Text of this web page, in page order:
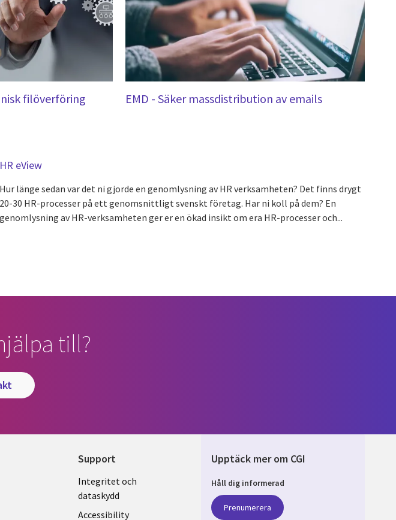
filöverföring
EMD - Säker massdistribution av emails
HR eView
Hur länge sedan var det ni gjorde en genomlysning av HR verksamheten? Det finns drygt
20-30 HR-processer på ett genomsnittligt svenskt företag. Har ni koll på dem? En
genomlysning av HR-verksamheten ger er en ökad insikt om era HR-processer och...
till?
Support
Legal
SWEDEN
Integritet och
dataskydd
Accessibility
Upptäck mer om CGI
Håll dig informerad
Prenumerera